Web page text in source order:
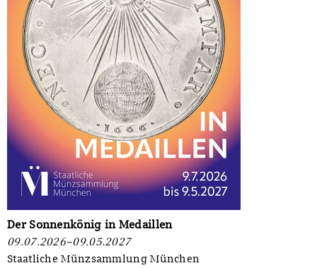
Der Sonnenkönig in Medaillen
09.07.2026–09.05.2027
Staatliche Münzsammlung München